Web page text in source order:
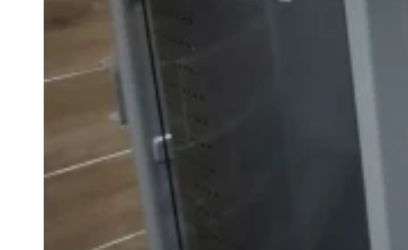
Xe đạp ngồi có tựa lưng Tiger Sport
Máy trượt tuyết Tiger Sport
Máy chèo thuyền Tiger Sport
Strength Tiger Sport
TGP Serie Strength
TGP 20 Serie Strength
TGS Serie Strength
TGF Serie Strength
TM Serie Strength
TM-FB Serie Strength
TM-FD Serie Strength
TM-C Serie Strength